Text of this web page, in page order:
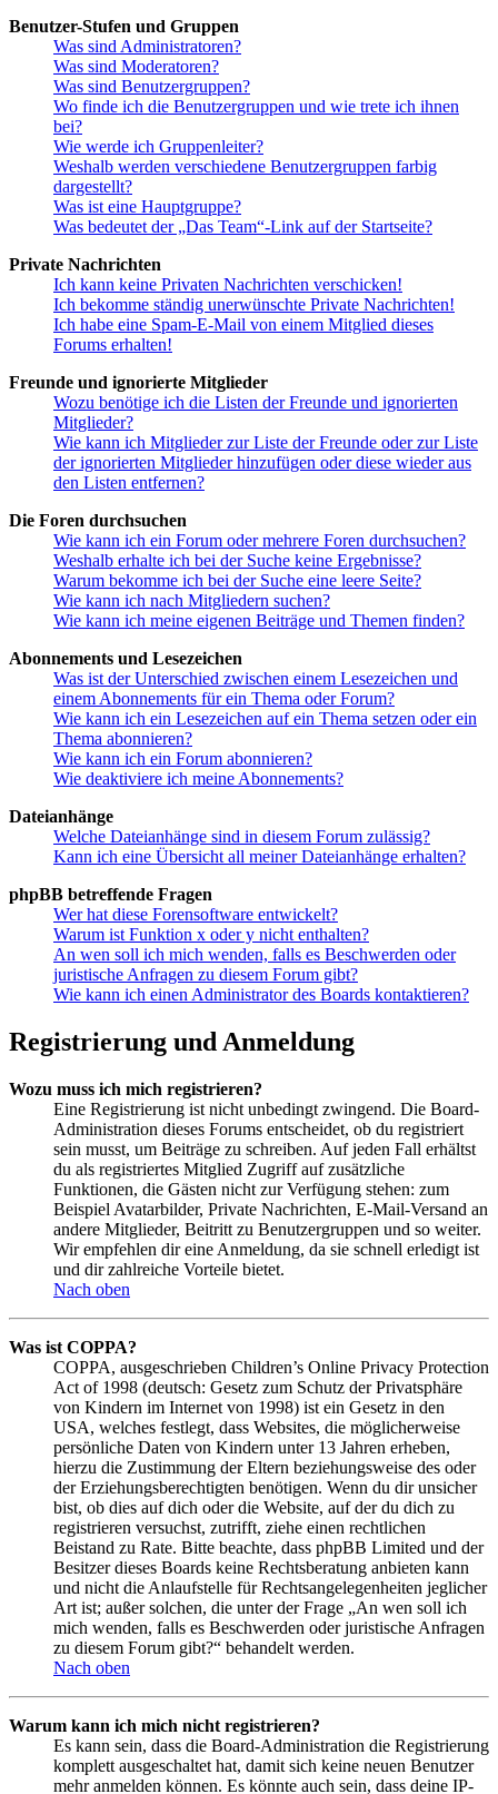
Benutzer-Stufen und Gruppen
Was sind Administratoren?
Was sind Moderatoren?
Was sind Benutzergruppen?
Wo finde ich die Benutzergruppen und wie trete ich ihnen
bei?
Wie werde ich Gruppenleiter?
Weshalb werden verschiedene Benutzergruppen farbig
dargestellt?
Was ist eine Hauptgruppe?
Was bedeutet der „Das Team“-Link auf der Startseite?
Private Nachrichten
Ich kann keine Privaten Nachrichten verschicken!
Ich bekomme ständig unerwünschte Private Nachrichten!
Ich habe eine Spam-E-Mail von einem Mitglied dieses
Forums erhalten!
Freunde und ignorierte Mitglieder
Wozu benötige ich die Listen der Freunde und ignorierten
Mitglieder?
Wie kann ich Mitglieder zur Liste der Freunde oder zur Liste
der ignorierten Mitglieder hinzufügen oder diese wieder aus
den Listen entfernen?
Die Foren durchsuchen
Wie kann ich ein Forum oder mehrere Foren durchsuchen?
Weshalb erhalte ich bei der Suche keine Ergebnisse?
Warum bekomme ich bei der Suche eine leere Seite?
Wie kann ich nach Mitgliedern suchen?
Wie kann ich meine eigenen Beiträge und Themen finden?
Abonnements und Lesezeichen
Was ist der Unterschied zwischen einem Lesezeichen und
einem Abonnements für ein Thema oder Forum?
Wie kann ich ein Lesezeichen auf ein Thema setzen oder ein
Thema abonnieren?
Wie kann ich ein Forum abonnieren?
Wie deaktiviere ich meine Abonnements?
Dateianhänge
Welche Dateianhänge sind in diesem Forum zulässig?
Kann ich eine Übersicht all meiner Dateianhänge erhalten?
phpBB betreffende Fragen
Wer hat diese Forensoftware entwickelt?
Warum ist Funktion x oder y nicht enthalten?
An wen soll ich mich wenden, falls es Beschwerden oder
juristische Anfragen zu diesem Forum gibt?
Wie kann ich einen Administrator des Boards kontaktieren?
Registrierung und Anmeldung
Wozu muss ich mich registrieren?
Eine Registrierung ist nicht unbedingt zwingend. Die Board-
Administration dieses Forums entscheidet, ob du registriert
sein musst, um Beiträge zu schreiben. Auf jeden Fall erhältst
du als registriertes Mitglied Zugriff auf zusätzliche
Funktionen, die Gästen nicht zur Verfügung stehen: zum
Beispiel Avatarbilder, Private Nachrichten, E-Mail-Versand an
andere Mitglieder, Beitritt zu Benutzergruppen und so weiter.
Wir empfehlen dir eine Anmeldung, da sie schnell erledigt ist
und dir zahlreiche Vorteile bietet.
Nach oben
Was ist COPPA?
COPPA, ausgeschrieben Children’s Online Privacy Protection
Act of 1998 (deutsch: Gesetz zum Schutz der Privatsphäre
von Kindern im Internet von 1998) ist ein Gesetz in den
USA, welches festlegt, dass Websites, die möglicherweise
persönliche Daten von Kindern unter 13 Jahren erheben,
hierzu die Zustimmung der Eltern beziehungsweise des oder
der Erziehungsberechtigten benötigen. Wenn du dir unsicher
bist, ob dies auf dich oder die Website, auf der du dich zu
registrieren versuchst, zutrifft, ziehe einen rechtlichen
Beistand zu Rate. Bitte beachte, dass phpBB Limited und der
Besitzer dieses Boards keine Rechtsberatung anbieten kann
und nicht die Anlaufstelle für Rechtsangelegenheiten jeglicher
Art ist; außer solchen, die unter der Frage „An wen soll ich
mich wenden, falls es Beschwerden oder juristische Anfragen
zu diesem Forum gibt?“ behandelt werden.
Nach oben
Warum kann ich mich nicht registrieren?
Es kann sein, dass die Board-Administration die Registrierung
komplett ausgeschaltet hat, damit sich keine neuen Benutzer
mehr anmelden können. Es könnte auch sein, dass deine IP-